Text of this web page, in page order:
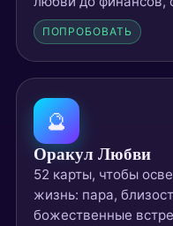
ПОПРОБОВАТЬ
🔮
Оракул Любви
52 карты, чтобы
жизнь: пара,
божественные